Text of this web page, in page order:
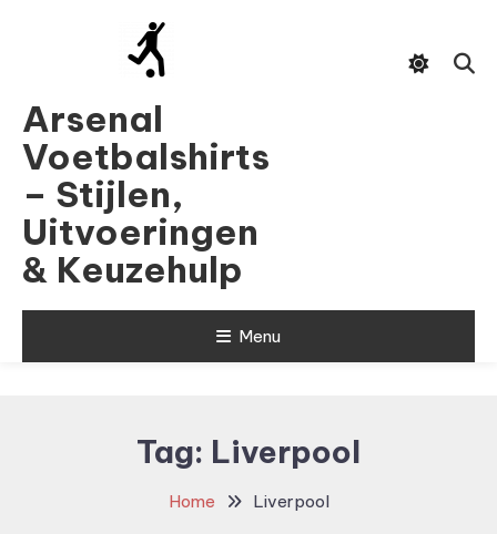
Arsenal
Voetbalshirts
– Stijlen,
Uitvoeringen
& Keuzehulp
Menu
Tag: Liverpool
Home Liverpool